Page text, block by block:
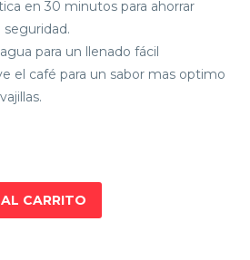
en 30 minutos para ahorrar
para un llenado fácil
el café para un sabor mas optimo
CARRITO